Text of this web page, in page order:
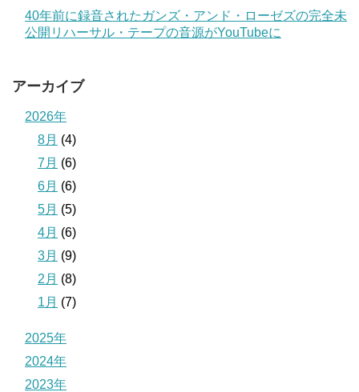
40年前に録音されたガンズ・アンド・ローゼズの完全未
公開リハーサル・テープの音源がYouTubeに
アーカイブ
2026年
8月 (4)
7月 (6)
6月 (6)
5月 (5)
4月 (6)
3月 (9)
2月 (8)
1月 (7)
2025年
2024年
2023年